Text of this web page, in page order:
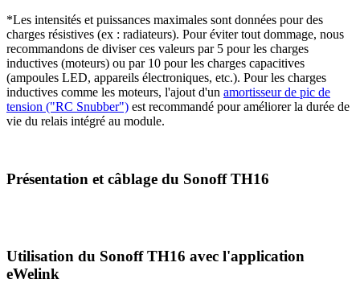
*Les intensités et puissances maximales sont données pour des
charges résistives (ex : radiateurs). Pour éviter tout dommage, nous
recommandons de diviser ces valeurs par 5 pour les charges
inductives (moteurs) ou par 10 pour les charges capacitives
(ampoules LED, appareils électroniques, etc.). Pour les charges
inductives comme les moteurs, l'ajout d'un amortisseur de pic de
tension ("RC Snubber") est recommandé pour améliorer la durée de
vie du relais intégré au module.
Présentation et câblage du Sonoff TH16
Utilisation du Sonoff TH16 avec l'application
eWelink